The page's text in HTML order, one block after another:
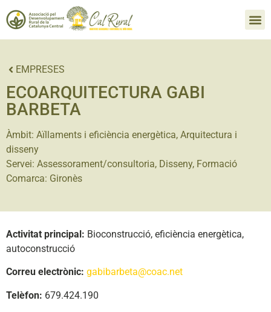
EMPRESES
ECOARQUITECTURA GABI
BARBETA
Àmbit: Aïllaments i eficiència energètica, Arquitectura i
disseny
Servei: Assessorament/consultoria, Disseny, Formació
Comarca: Gironès
Activitat principal: Bioconstrucció, eficiència energètica,
autoconstrucció
Correu electrònic: gabibarbeta@coac.net
Telèfon: 679.424.190